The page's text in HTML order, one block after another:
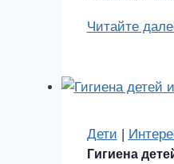
Читайте
Дети |
Гигиена